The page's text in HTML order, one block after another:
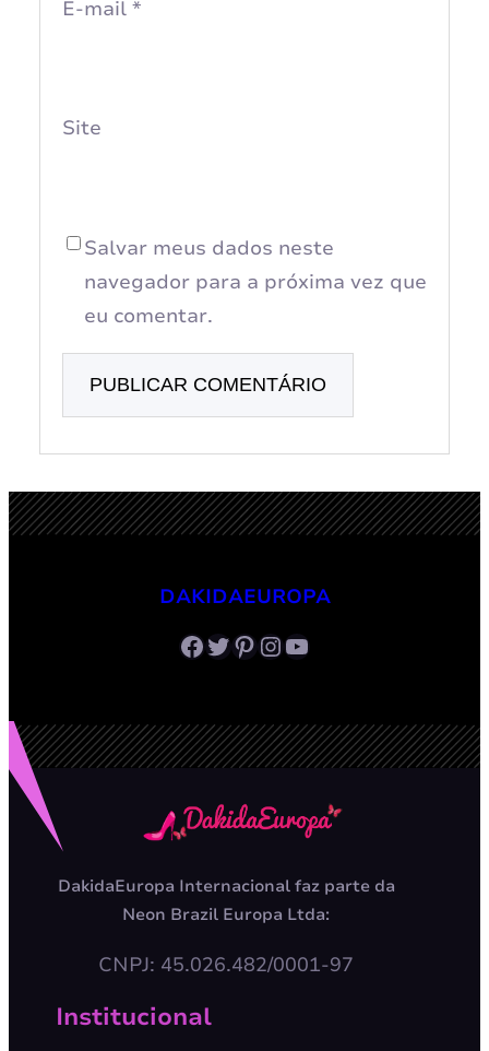
E-mail *
Site
Salvar meus dados neste
navegador para a próxima vez que
eu comentar.
DAKIDAEUROPA
Facebook Twitter Pinterest InstagramYoutube
DakidaEuropa Internacional faz parte da
Neon Brazil Europa Ltda:
CNPJ: 45.026.482/0001-97
Institucional